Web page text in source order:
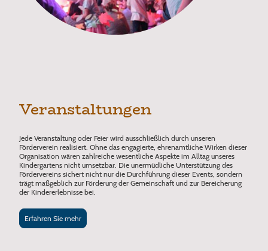
Veranstaltungen
Jede Veranstaltung oder Feier wird ausschließlich durch unseren
Förderverein realisiert. Ohne das engagierte, ehrenamtliche Wirken dieser
Organisation wären zahlreiche wesentliche Aspekte im Alltag unseres
Kindergartens nicht umsetzbar. Die unermüdliche Unterstützung des
Fördervereins sichert nicht nur die Durchführung dieser Events, sondern
trägt maßgeblich zur Förderung der Gemeinschaft und zur Bereicherung
der Kindererlebnisse bei.
Erfahren Sie mehr